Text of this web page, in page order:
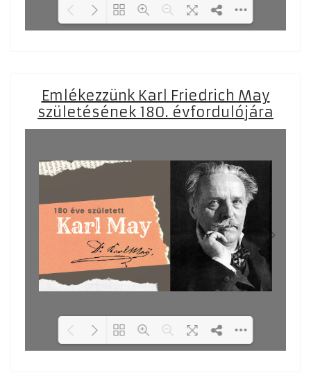
Emlékezzünk Karl Friedrich May
születésének 180. évfordulójára